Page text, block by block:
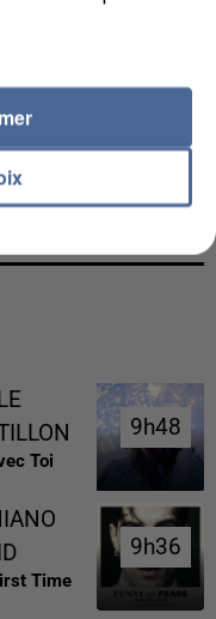
Toi
9h48
9h48
Time
9h36
9h36